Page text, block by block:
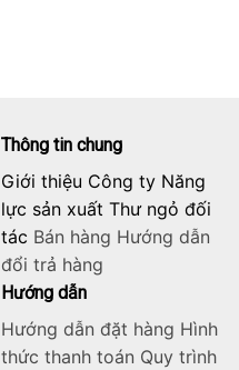
Thông tin chung
Giới thiệu Công ty Năng
lực sản xuất Thư ngỏ đối
tác Bán hàng Hướng dẫn
đổi trả hàng
Hướng dẫn
Hướng dẫn đặt hàng Hình
thức thanh toán Quy trình